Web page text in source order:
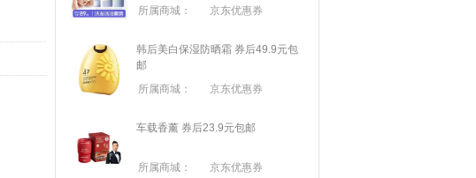
所属商城：
京东优惠券
韩后美白保湿防晒霜 券后49.9元包
邮
所属商城：
京东优惠券
车载香薰 券后23.9元包邮
所属商城： 京东优惠券